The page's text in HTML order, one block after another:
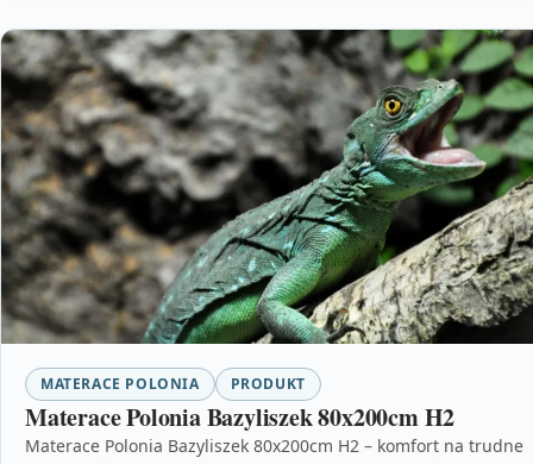
MATERACE POLONIA PRODUKT
Materace Polonia Bazyliszek 80x200cm H2
Materace Polonia Bazyliszek 80x200cm H2 – komfort na trudne